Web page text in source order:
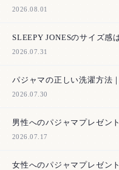
2026.08.01
SLEEPY JONESのサイズ感
2026.07.31
パジャマの正しい洗濯方法
2026.07.30
男性へのパジャマプレゼン
2026.07.17
女性へのパジャマプレゼン